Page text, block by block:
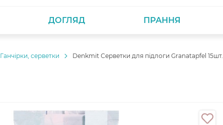
ДОГЛЯД ПРАННЯ
Ганчірки, серветки Denkmit Серветки для підлоги Granatapfel 15шт.